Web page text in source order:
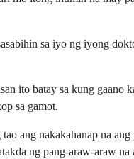
sa iyo ng iyong
ito batay sa kung gaano
sa gamot.
ang nakakahanap na
ng pang-araw-araw na